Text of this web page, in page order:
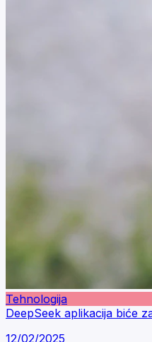
Tehnologija
DeepSeek aplikacija biće
12/02/2025